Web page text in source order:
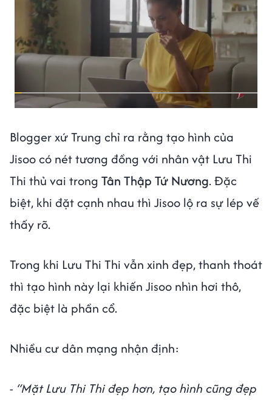
Blogger xứ Trung chỉ ra rằng tạo hình của
Jisoo có nét tương đồng với nhân vật Lưu Thi
Thi thủ vai trong Tân Thập Tứ Nương. Đặc
biệt, khi đặt cạnh nhau thì Jisoo lộ ra sự lép vế
thấy rõ.
Trong khi Lưu Thi Thi vẫn xinh đẹp, thanh thoát
thì tạo hình này lại khiến Jisoo nhìn hơi thô,
đặc biệt là phần cổ.
Nhiều cư dân mạng nhận định:
- “Mặt Lưu Thi Thi đẹp hơn, tạo hình cũng đẹp